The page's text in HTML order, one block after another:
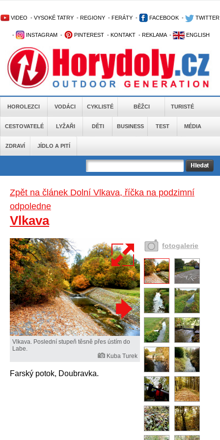
VIDEO - VYSOKÉ TATRY - REGIONY - FERÁTY - FACEBOOK - TWITTER
- INSTAGRAM - PINTEREST - KONTAKT - REKLAMA - ENGLISH
HOROLEZCI VODÁCI CYKLISTÉ BĚŽCI TURISTÉ
CESTOVATELÉ LYŽAŘI DĚTI BUSINESS TEST MÉDIA
ZDRAVÍ JÍDLO A PITÍ
Zpět na článek Dolní Vlkava, říčka na podzimní
odpoledne
Vlkava
Vlkava. Poslední stupeň těsně přes ústím do
Labe.
Kuba Turek
Farský potok, Doubravka.
fotogalerie